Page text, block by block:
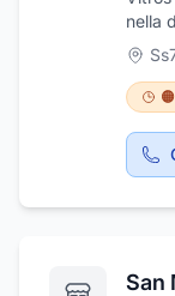
per
degli
nella
e
San